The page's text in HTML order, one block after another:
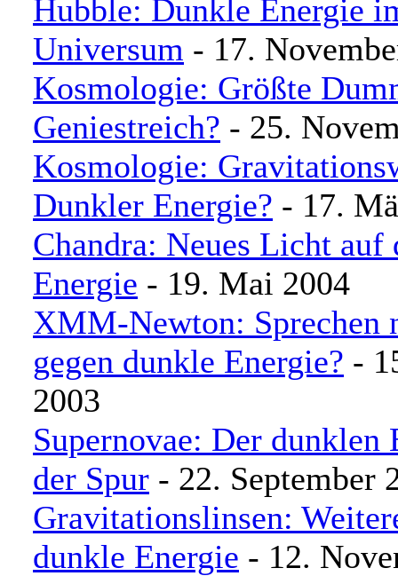
Hubble: Dunkle Energie
Universum - 17.
Kosmologie: Größte
Geniestreich? - 25.
Kosmologie:
Dunkler Energie? - 17.
Chandra: Neues Licht auf
Energie - 19. Mai 2004
XMM-Newton: Sprechen
gegen dunkle Energie? -
2003
Supernovae: Der dunklen
der Spur - 22. September
Gravitationslinsen:
dunkle Energie - 12.